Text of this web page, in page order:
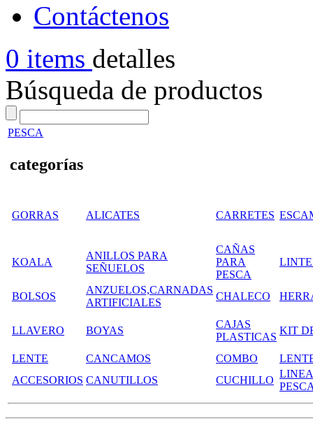
Contáctenos
0 items detalles
Búsqueda de productos
PESCA
categorías
GORRAS ALICATES CARRETES
KOALA
ANILLOS PARA
SEÑUELOS
CAÑAS
PARA
PESCA
BOLSOS
ANZUELOS,CARNADAS
ARTIFICIALES
CHALECO
LLAVERO BOYAS
CAJAS
PLASTICAS
KIT
LENTE CANCAMOS COMBO
ACCESORIOS CANUTILLOS CUCHILLO